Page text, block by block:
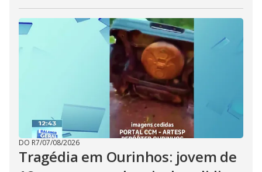
DO R7/07/08/2026
Tragédia em Ourinhos: jovem de